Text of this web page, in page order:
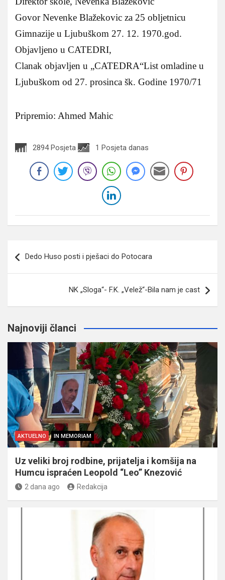
Govor Nevenke Blažekovic za 25 obljetnicu
Gimnazije u Ljubuškom 27. 12. 1970.god.
Objavljeno u CATEDRI,
Clanak objavljen u „CATEDRA“List omladine u
Ljubuškom od 27. prosinca šk. Godine 1970/71
Pripremio: Ahmed Mahic
2894 Posjeta 1 Posjeta danas
članaka
Dedo Huso posti i pješaci do Potocara
NK „Sloga“- F.K. „Velež“-Bila nam je cast
Najnoviji članci
AKTUELNO IN MEMORIAM
Uz veliki broj rodbine, prijatelja i komšija na
Humcu ispraćen Leopold “Leo” Knezović
2 dana ago Redakcija